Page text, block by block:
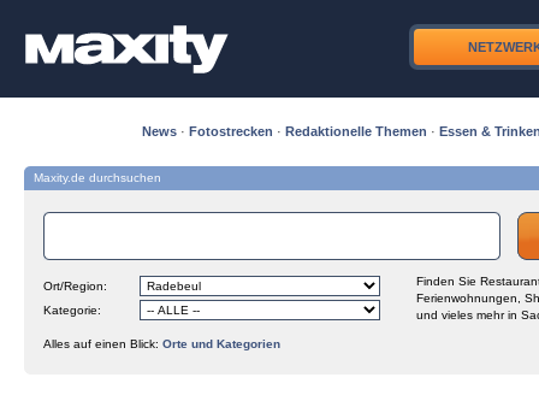
News · Fotostrecken · Redaktionelle Themen · Essen &
Maxity.de durchsuchen
Ort/Region:
Kategorie:
Finden Sie
Ferienwohnungen,
und vieles mehr in
Alles auf einen Blick: Orte und Kategorien